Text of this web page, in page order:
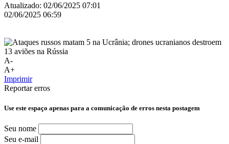
Atualizado: 02/06/2025 07:01
02/06/2025 06:59
A-
A+
Imprimir
Reportar erros
Use este espaço apenas para a comunicação de erros nesta postagem
Seu nome
Seu e-mail